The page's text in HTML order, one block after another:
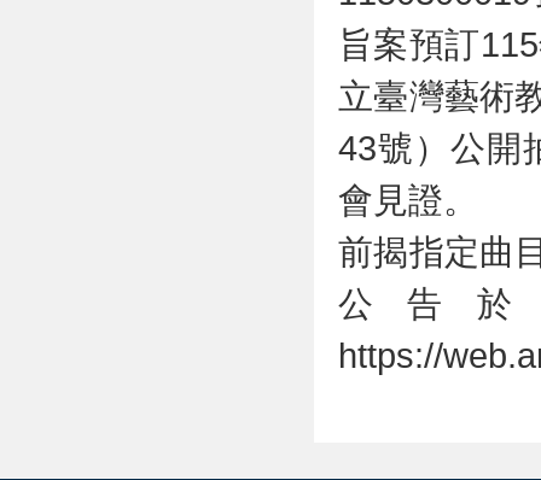
旨案預訂
立臺灣藝術
43號）公開
會見證。
前揭指定曲
公告
https://